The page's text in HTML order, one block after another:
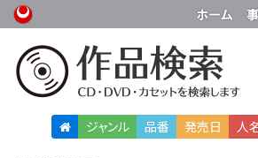
ジャンル 品番 発売日 人